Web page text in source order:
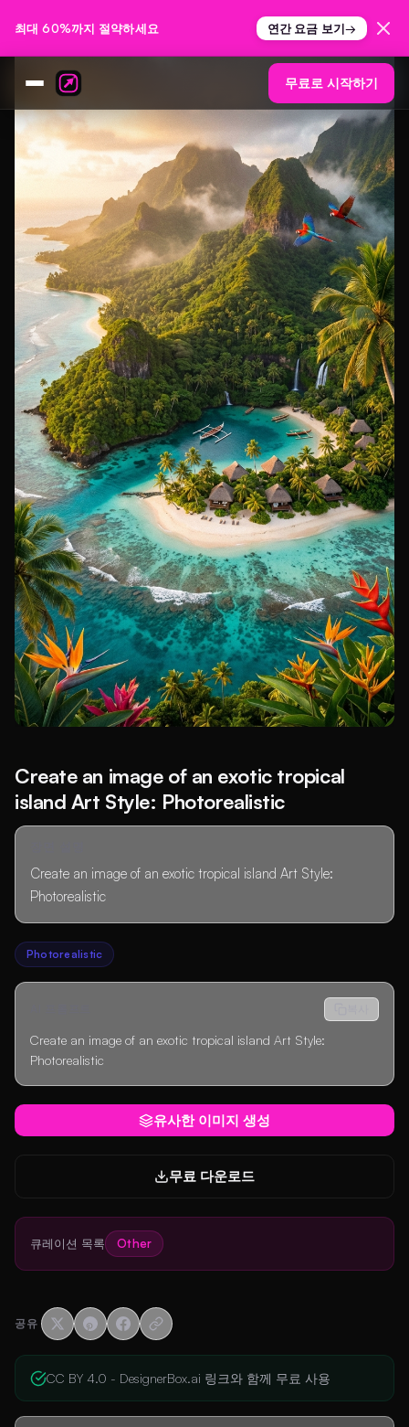
최대 60%까지 절약하세요 연간 요금 보기→
무료로 시작하기
Nano Banana Pro
Create an image of an exotic tropical
island Art Style: Photorealistic
Create an image of an exotic tropical island Art Style:
Photorealistic
Photorealistic
Create an image of an exotic tropical island Art Style:
Photorealistic
유사한 이미지 생성
무료 다운로드
큐레이션 목록 Other
공유
CC BY 4.0 - DesignerBox.ai 링크와 함께 무료 사용